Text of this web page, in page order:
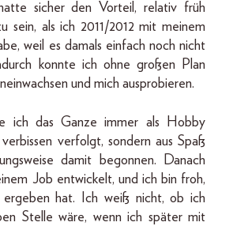
sicher den Vorteil, relativ früh
sein, als ich 2011/2012 mit meinem
weil es damals einfach noch nicht
konnte ich ohne großen Plan
und mich ausprobieren.
ich das Ganze immer als Hobby
verfolgt, sondern aus Spaß
damit begonnen. Danach
Job entwickelt, und ich bin froh,
ergeben hat. Ich weiß nicht, ob ich
Stelle wäre, wenn ich später mit